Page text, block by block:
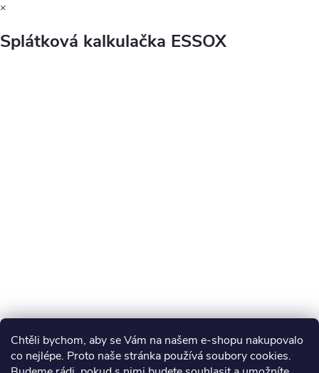
Chtěli bychom, aby se Vám na našem e-shopu nakupovalo
co nejlépe. Proto naše stránka používá soubory cookies.
×
Splátková kalkulačka ESSOX